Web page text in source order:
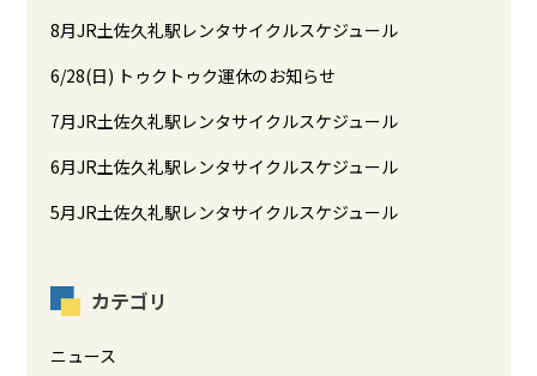
8月JR土佐久礼駅レンタサイクルスケジュール
6/28(日) トゥクトゥク運休のお知らせ
7月JR土佐久礼駅レンタサイクルスケジュール
6月JR土佐久礼駅レンタサイクルスケジュール
5月JR土佐久礼駅レンタサイクルスケジュール
カテゴリ
ニュース